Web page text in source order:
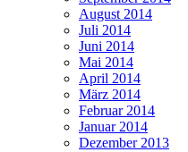
August 2014
Juli 2014
Juni 2014
Mai 2014
April 2014
März 2014
Februar 2014
Januar 2014
Dezember 2013